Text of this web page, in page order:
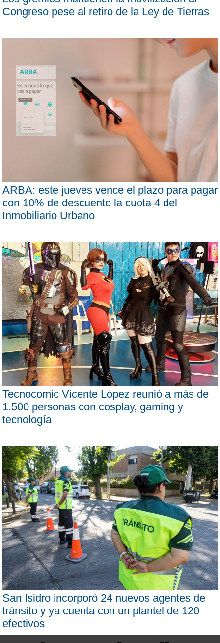
Congreso pese al retiro de la Ley de Tierras
ARBA: este jueves vence el plazo para pagar
con 10% de descuento la cuota 4 del
Inmobiliario Urbano
Tecnocomic Vicente López reunió a más de
1.500 personas con cosplay, gaming y
tecnología
San Isidro incorporó 24 nuevos agentes de
tránsito y ya cuenta con un plantel de 120
efectivos